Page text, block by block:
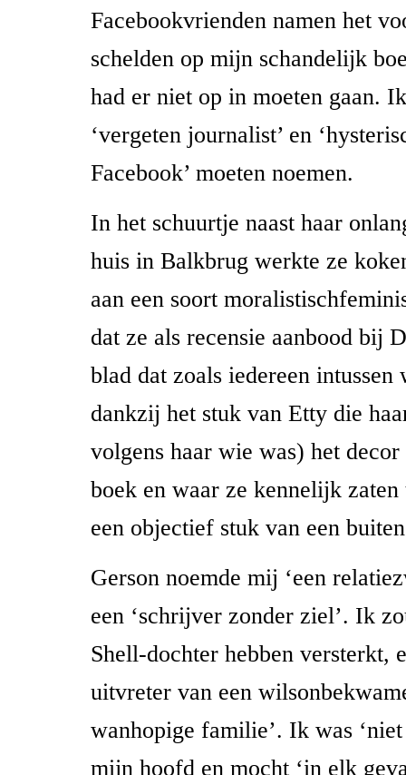
Facebookvrienden namen het
schelden op mijn schandelijk
had er niet op in moeten gaan.
‘vergeten journalist’ en
Facebook’ moeten noemen.
In het schuurtje naast haar
huis in Balkbrug werkte ze
aan een soort
dat ze als recensie aanbood bij
blad dat zoals iedereen intussen
dankzij het stuk van Etty die
volgens haar wie was) het
boek en waar ze kennelijk zaten
een objectief stuk van een
Gerson noemde mij ‘een
een ‘schrijver zonder ziel’. Ik
Shell-dochter hebben versterkt,
uitvreter van een
wanhopige familie’. Ik was
mijn hoofd en mocht ‘in elk